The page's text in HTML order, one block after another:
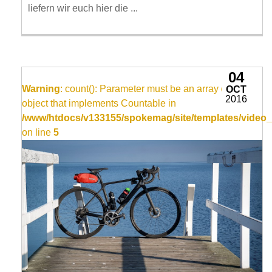
liefern wir euch hier die ...
Warning: count(): Parameter must be an array or an
object that implements Countable in
/www/htdocs/v133155/spokemag/site/templates/
on line 5
04
OCT
2016